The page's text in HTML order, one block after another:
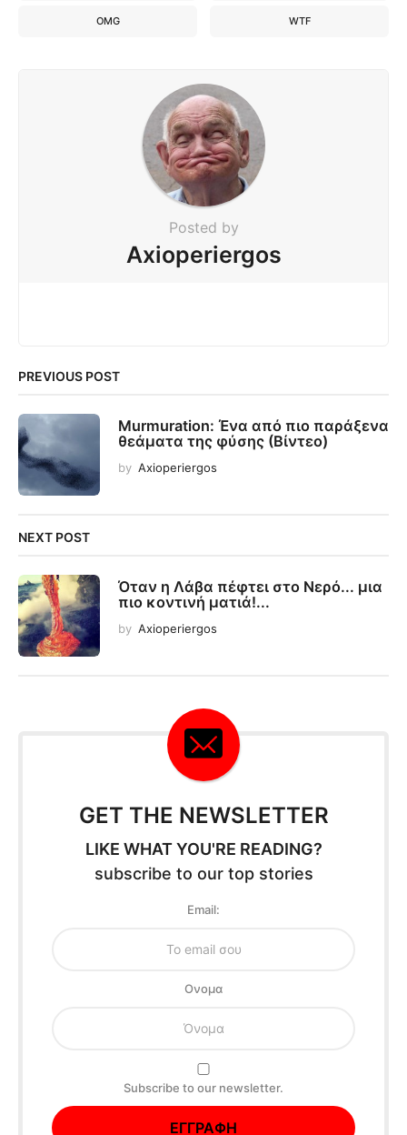
OMG WTF
Posted by
Axioperiergos
PREVIOUS POST
Murmuration: Ένα από πιο παράξενα
θεάματα της φύσης (Βίντεο)
by Axioperiergos
NEXT POST
Όταν η Λάβα πέφτει στο Νερό... μια
πιο κοντινή ματιά!...
by Axioperiergos
GET THE NEWSLETTER
LIKE WHAT YOU'RE READING?
subscribe to our top stories
Email:
Oνομα
Subscribe to our newsletter.